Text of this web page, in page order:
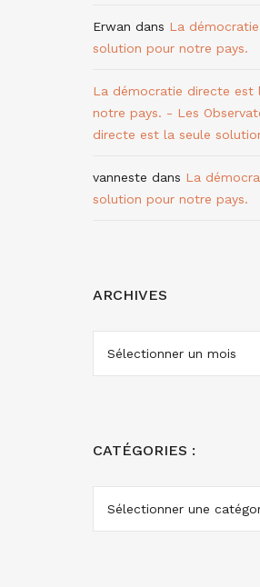
Erwan dans La
solution pour notre pays.
La démocratie directe est
notre pays. - Les
directe est la seule
vanneste dans La
solution pour notre pays.
ARCHIVES
ARCHIVES
CATÉGORIES :
CATÉGORIES